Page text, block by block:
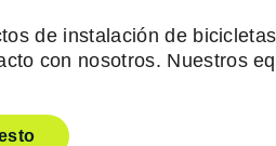
de instalación de
con nosotros. Nuestros